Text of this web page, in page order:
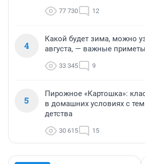
77 730 12
4
Какой будет зима, можно
августа, — важные приметы
33 345 9
5
Пирожное «Картошка»:
в домашних условиях с
детства
30 615 15